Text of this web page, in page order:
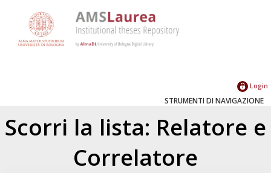
Login
STRUMENTI DI NAVIGAZIONE
Scorri la lista: Relatore e
Correlatore